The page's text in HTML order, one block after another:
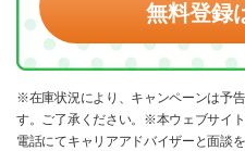
無料登録
※在庫状況により、キャンペーンは予
す。ご了承ください。※本ウェブサイ
電話にてキャリアアドバイザーと面談